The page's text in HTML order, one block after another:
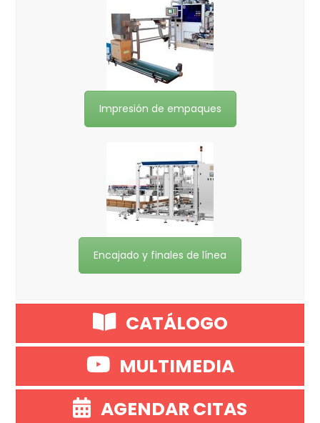
Impresión de empaques
Encajado y finales de línea
CATÁLOGO
MULTIMEDIA
AGENDAR CITAS